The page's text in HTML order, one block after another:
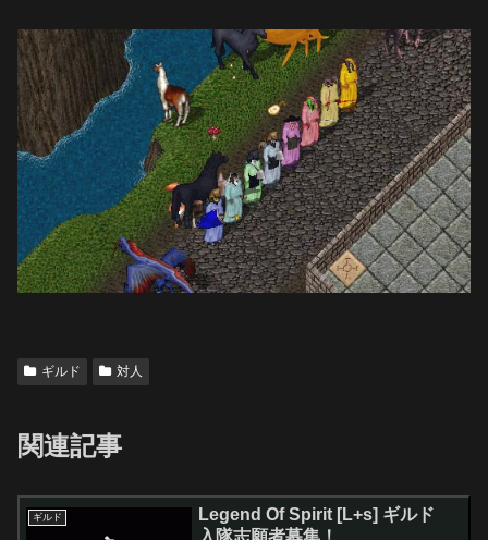
ギルド 対人
関連記事
ギルド
Legend Of Spirit [L+s] ギルド
入隊志願者募集！